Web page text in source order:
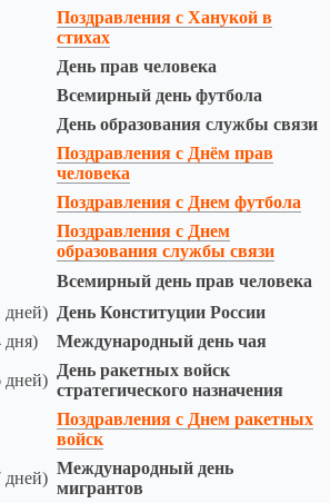
Поздравления с Ханукой в
стихах
День прав человека
Всемирный день футбола
День образования службы связи
Поздравления с Днём прав
человека
Поздравления с Днем футбола
Поздравления с Днем
образования службы связи
Всемирный день прав человека
дней) День Конституции России
дня)
Международный день чая
дней)
День ракетных войск
стратегического назначения
Поздравления с Днем ракетных
войск
дней)
Международный день
мигрантов